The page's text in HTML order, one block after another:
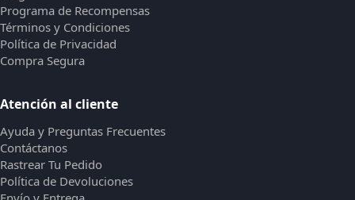
Programa de Recompensas
Términos y Condiciones
Política de Privacidad
Compra Segura
Atención al cliente
Ayuda y Preguntas Frecuentes
Contáctanos
Rastrear Tu Pedido
Política de Devoluciones